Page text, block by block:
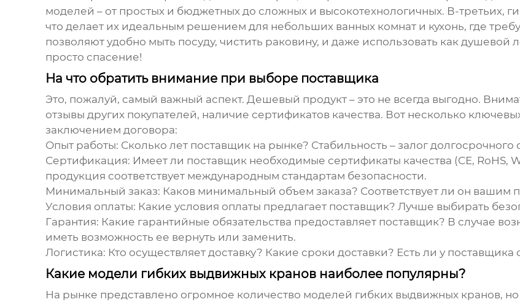
моделей – от простых и бюджетных до сложных и высокотехнологичных. В-третьих,
что делает их идеальным решением для небольших ванных комнат и кухонь, где
позволяют удобно мыть посуду, чистить раковину, и даже использовать как
просто спасение!
На что обратить внимание при выборе поставщика
Это, пожалуй, самый важный аспект. Дешевый продукт – это не всегда выгодно.
отзывы других покупателей, наличие сертификатов качества. Вот несколько
заключением договора:
Опыт работы: Сколько лет поставщик на рынке? Стабильность – залог долгосрочного
Сертификация: Имеет ли поставщик необходимые сертификаты качества (CE, RoHS,
продукция соответствует международным стандартам безопасности.
Минимальный заказ: Каков минимальный объем заказа? Соответствует ли он вашим
Условия оплаты: Какие условия оплаты предлагает поставщик? Лучше выбирать
Гарантия: Какие гарантийные обязательства предоставляет поставщик? В случае
иметь возможность ее вернуть или заменить.
Логистика: Кто осуществляет доставку? Какие сроки доставки? Есть ли у
Какие модели гибких выдвижных кранов наиболее популярны?
На рынке представлено огромное количество моделей гибких выдвижных кранов,